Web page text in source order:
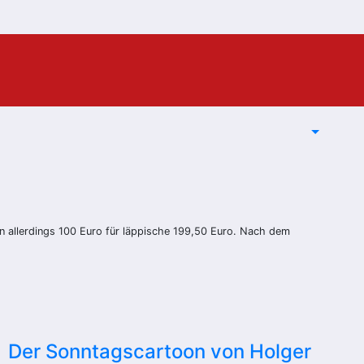
allerdings 100 Euro für läppische 199,50 Euro. Nach dem
Der Sonntagscartoon von Holger